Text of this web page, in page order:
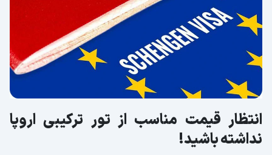
انتظار قیمت مناسب از تور ترکیبی اروپا
نداشته باشید!